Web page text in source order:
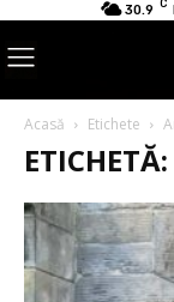
30.9 C
Acasă Etichete